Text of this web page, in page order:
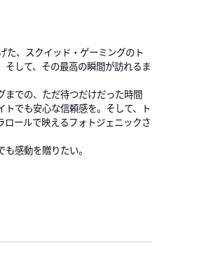
た、スクイッド・ゲーミングのト
して、その最高の瞬間が訪れるま
までの、ただ待つだけだった時間
でも安心な信頼感を。そして、ト
ールで映えるフォトジェニックさ
感動を贈りたい。